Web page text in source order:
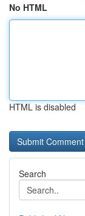
No HTML
HTML is disabled
Search